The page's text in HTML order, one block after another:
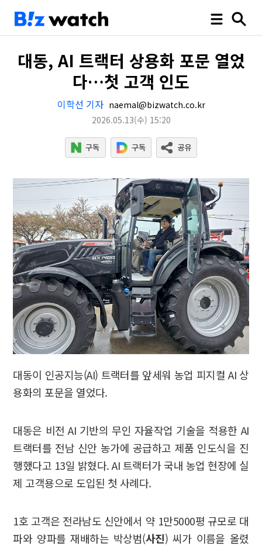
대동, AI 트랙터 상용화 포문 열었
다…첫 고객 인도
이학선 기자 naemal@bizwatch.co.kr
2026.05.13(수) 15:20
대동이 인공지능(AI) 트랙터를 앞세워 농업 피지컬 AI 상
용화의 포문을 열었다.
대동은 비전 AI 기반의 무인 자율작업 기술을 적용한 AI
트랙터를 전남 신안 농가에 공급하고 제품 인도식을 진
행했다고 13일 밝혔다. AI 트랙터가 국내 농업 현장에 실
제 고객용으로 도입된 첫 사례다.
1호 고객은 전라남도 신안에서 약 1만5000평 규모로 대
파와 양파를 재배하는 박상범(사진) 씨가 이름을 올렸